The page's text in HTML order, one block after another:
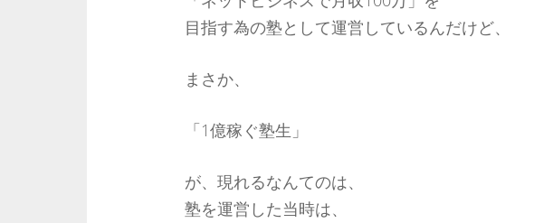
目指す為の塾として運営しているんだけど、
まさか、
「1億稼ぐ塾生」
が、現れるなんてのは、
塾を運営した当時は、